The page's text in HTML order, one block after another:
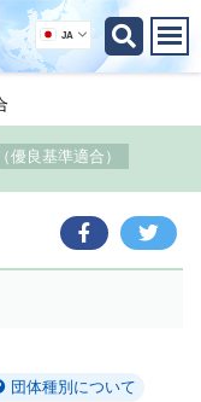
JA
優良基準適合）
団体種別について